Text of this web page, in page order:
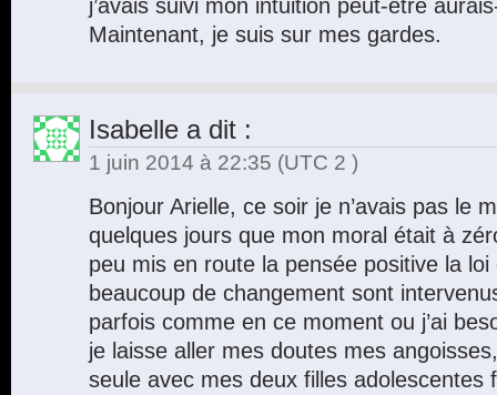
j’avais suivi mon intuition peut-être
Maintenant, je suis sur mes gardes.
Isabelle a dit :
1 juin 2014 à 22:35 (UTC 2 )
Bonjour Arielle, ce soir je n’avais pas le
quelques jours que mon moral était à
peu mis en route la pensée positive la loi
beaucoup de changement sont
parfois comme en ce moment ou j’ai
je laisse aller mes doutes mes
seule avec mes deux filles adolescentes